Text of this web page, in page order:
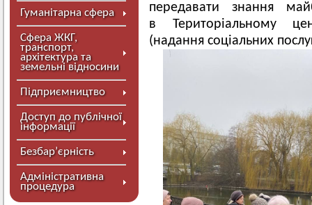
Гуманітарна сфера
Сфера ЖКГ,
транспорт,
архітектура та
земельні відносини
Підприємництво
Доступ до публічної
інформації
Безбар’єрність
Адміністративна
процедура
передавати знання
в Територіальному
(надання соціальних